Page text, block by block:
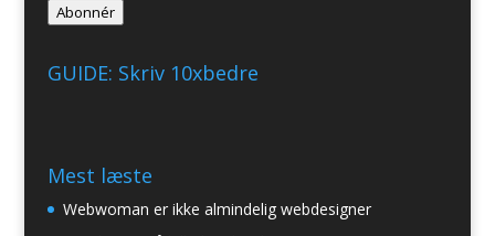
adresse
Abonnér
GUIDE: Skriv 10xbedre
Mest læste
Webwoman er ikke almindelig webdesigner